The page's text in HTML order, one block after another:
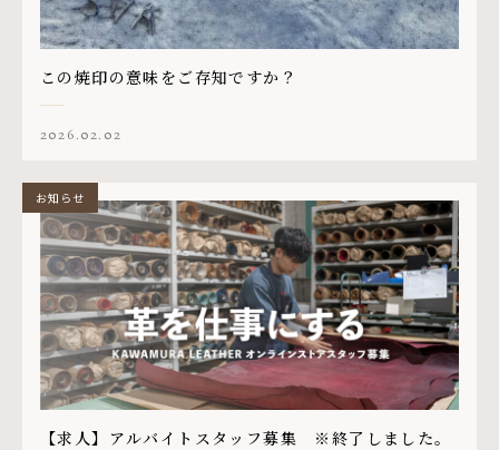
この焼印の意味をご存知ですか？
2026.02.02
【求人】アルバイトスタッフ募集 ※終了しました。
お知らせ